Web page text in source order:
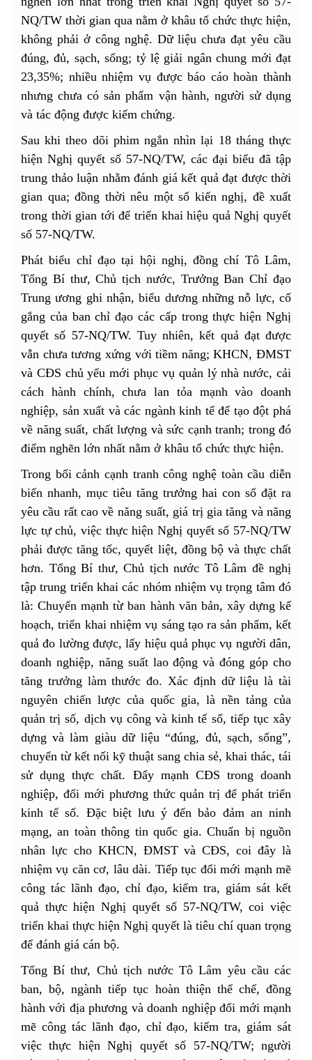
NQ/TW thời gian qua nằm ở khâu tổ chức thực hiện,
không phải ở công nghệ. Dữ liệu chưa đạt yêu cầu
đúng, đủ, sạch, sống; tỷ lệ giải ngân chung mới đạt
23,35%; nhiều nhiệm vụ được báo cáo hoàn thành
nhưng chưa có sản phẩm vận hành, người sử dụng
và tác động được kiểm chứng.
Sau khi theo dõi phim ngắn nhìn lại 18 tháng thực
hiện Nghị quyết số 57-NQ/TW, các đại biểu đã tập
trung thảo luận nhằm đánh giá kết quả đạt được thời
gian qua; đồng thời nêu một số kiến nghị, đề xuất
trong thời gian tới để triển khai hiệu quả Nghị quyết
số 57-NQ/TW.
Phát biểu chỉ đạo tại hội nghị, đồng chí Tô Lâm,
Tổng Bí thư, Chủ tịch nước, Trưởng Ban Chỉ đạo
Trung ương ghi nhận, biểu dương những nỗ lực, cố
gắng của ban chỉ đạo các cấp trong thực hiện Nghị
quyết số 57-NQ/TW. Tuy nhiên, kết quả đạt được
vẫn chưa tương xứng với tiềm năng; KHCN, ĐMST
và CĐS chủ yếu mới phục vụ quản lý nhà nước, cải
cách hành chính, chưa lan tỏa mạnh vào doanh
nghiệp, sản xuất và các ngành kinh tế để tạo đột phá
về năng suất, chất lượng và sức cạnh tranh; trong đó
điểm nghẽn lớn nhất nằm ở khâu tổ chức thực hiện.
Trong bối cảnh cạnh tranh công nghệ toàn cầu diễn
biến nhanh, mục tiêu tăng trưởng hai con số đặt ra
yêu cầu rất cao về năng suất, giá trị gia tăng và năng
lực tự chủ, việc thực hiện Nghị quyết số 57-NQ/TW
phải được tăng tốc, quyết liệt, đồng bộ và thực chất
hơn. Tổng Bí thư, Chủ tịch nước Tô Lâm đề nghị
tập trung triển khai các nhóm nhiệm vụ trọng tâm đó
là: Chuyển mạnh từ ban hành văn bản, xây dựng kế
hoạch, triển khai nhiệm vụ sáng tạo ra sản phẩm, kết
quả đo lường được, lấy hiệu quả phục vụ người dân,
doanh nghiệp, năng suất lao động và đóng góp cho
tăng trưởng làm thước đo. Xác định dữ liệu là tài
nguyên chiến lược của quốc gia, là nền tảng của
quản trị số, dịch vụ công và kinh tế số, tiếp tục xây
dựng và làm giàu dữ liệu “đúng, đủ, sạch, sống”,
chuyển từ kết nối kỹ thuật sang chia sẻ, khai thác, tái
sử dụng thực chất. Đẩy mạnh CĐS trong doanh
nghiệp, đổi mới phương thức quản trị để phát triển
kinh tế số. Đặc biệt lưu ý đến bảo đảm an ninh
mạng, an toàn thông tin quốc gia. Chuẩn bị nguồn
nhân lực cho KHCN, ĐMST và CĐS, coi đây là
nhiệm vụ căn cơ, lâu dài. Tiếp tục đổi mới mạnh mẽ
công tác lãnh đạo, chỉ đạo, kiểm tra, giám sát kết
quả thực hiện Nghị quyết số 57-NQ/TW, coi việc
triển khai thực hiện Nghị quyết là tiêu chí quan trọng
để đánh giá cán bộ.
Tổng Bí thư, Chủ tịch nước Tô Lâm yêu cầu các
ban, bộ, ngành tiếp tục hoàn thiện thể chế, đồng
hành với địa phương và doanh nghiệp đổi mới mạnh
mẽ công tác lãnh đạo, chỉ đạo, kiểm tra, giám sát
việc thực hiện Nghị quyết số 57-NQ/TW; người